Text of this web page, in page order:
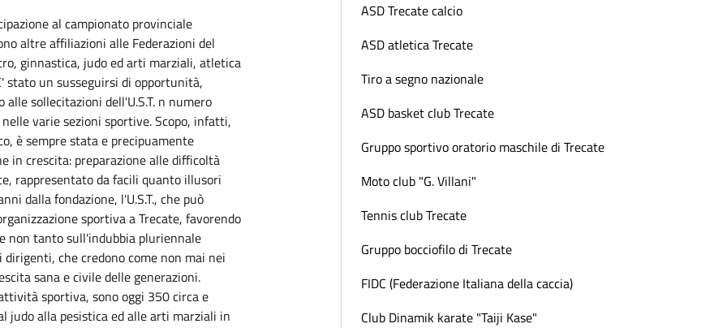
al campionato provinciale
altre affiliazioni alle Federazioni del
ginnastica, judo ed arti marziali, atletica
stato un susseguirsi di opportunità,
sollecitazioni dell'U.S.T. n numero
varie sezioni sportive. Scopo, infatti,
è sempre stata e precipuamente
in crescita: preparazione alle difficoltà
rappresentato da facili quanto illusori
dalla fondazione, l'U.S.T., che può
sportiva a Trecate, favorendo
non tanto sull'indubbia pluriennale
che credono come non mai nei
sana e civile delle generazioni.
sportiva, sono oggi 350 circa e
judo alla pesistica ed alle arti marziali in
ASD Trecate calcio
ASD atletica Trecate
Tiro a segno nazionale
ASD basket club Trecate
Gruppo sportivo oratorio maschile di Trecate
Moto club "G. Villani"
Tennis club Trecate
Gruppo bocciofilo di Trecate
FIDC (Federazione Italiana della caccia)
Club Dinamik karate "Taiji Kase"